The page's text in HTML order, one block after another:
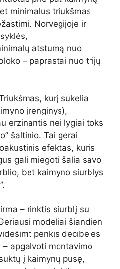
minimalus triukšmas
Norvegijoje ir
atstumą nuo
– paprastai nuo trijų
kurį sukelia
įrenginys),
erzinantis nei lygiai toks
šaltinio. Tai gerai
efektas, kuris
gali miegoti šalia savo
bet kaimyno siurblys
– rinktis siurblį su
modeliai šiandien
penkis decibeles
apgalvoti montavimo
į kaimynų pusę,